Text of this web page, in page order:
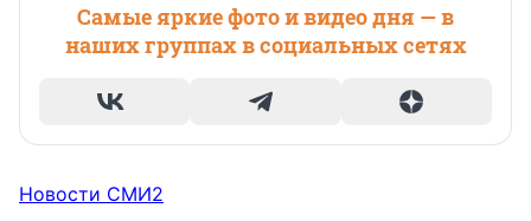
Самые яркие фото и видео дня — в
наших группах в социальных сетях
Новости СМИ2